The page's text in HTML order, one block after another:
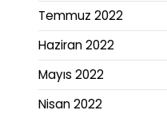
Temmuz 2022
Haziran 2022
Mayıs 2022
Nisan 2022